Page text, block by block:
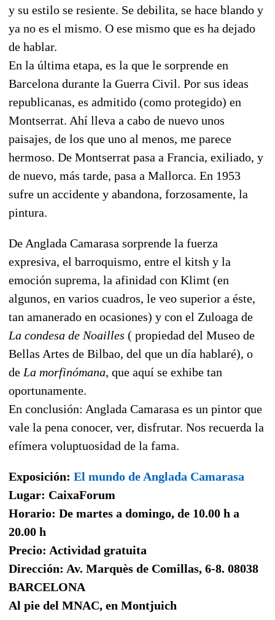
y su estilo se resiente. Se debilita, se hace blando y
ya no es el mismo. O ese mismo que es ha dejado
de hablar.
En la última etapa, es la que le sorprende en
Barcelona durante la Guerra Civil. Por sus ideas
republicanas, es admitido (como protegido) en
Montserrat. Ahí lleva a cabo de nuevo unos
paisajes, de los que uno al menos, me parece
hermoso. De Montserrat pasa a Francia, exiliado, y
de nuevo, más tarde, pasa a Mallorca. En 1953
sufre un accidente y abandona, forzosamente, la
pintura.
De Anglada Camarasa sorprende la fuerza
expresiva, el barroquismo, entre el kitsh y la
emoción suprema, la afinidad con Klimt (en
algunos, en varios cuadros, le veo superior a éste,
tan amanerado en ocasiones) y con el Zuloaga de
La condesa de Noailles ( propiedad del Museo de
Bellas Artes de Bilbao, del que un día hablaré), o
de La morfinómana, que aquí se exhibe tan
oportunamente.
En conclusión: Anglada Camarasa es un pintor que
vale la pena conocer, ver, disfrutar. Nos recuerda la
efímera voluptuosidad de la fama.
Exposición: El mundo de Anglada Camarasa
Lugar: CaixaForum
Horario: De martes a domingo, de 10.00 h a
20.00 h
Precio: Actividad gratuita
Dirección: Av. Marquès de Comillas, 6-8. 08038
BARCELONA
Al pie del MNAC, en Montjuich